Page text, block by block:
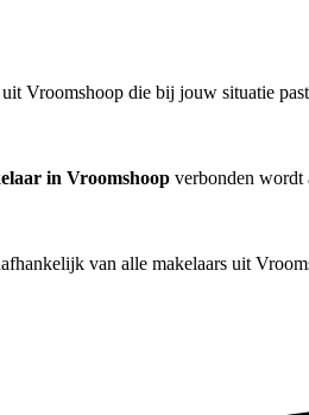
Vroomshoop die bij jouw situatie
in Vroomshoop verbonden wordt
van alle makelaars uit